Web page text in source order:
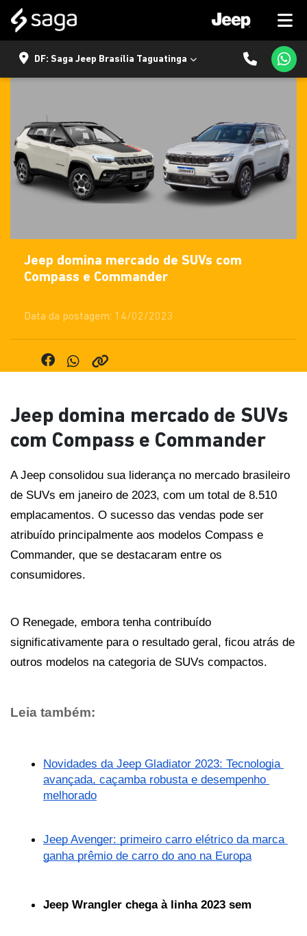
DF: Saga Jeep Brasília Taguatinga
Jeep domina mercado de SUVs com
Compass e Commander
Data da postagem: 14/02/2023
Jeep domina mercado de SUVs
com Compass e Commander
A Jeep consolidou sua liderança no mercado brasileiro
de SUVs em janeiro de 2023, com um total de 8.510
emplacamentos. O sucesso das vendas pode ser
atribuído principalmente aos modelos Compass e
Commander, que se destacaram entre os
consumidores.
O Renegade, embora tenha contribuído
significativamente para o resultado geral, ficou atrás de
outros modelos na categoria de SUVs compactos.
Leia também:
Novidades da Jeep Gladiator 2023: Tecnologia
avançada, caçamba robusta e desempenho
melhorado
Jeep Avenger: primeiro carro elétrico da marca
ganha prêmio de carro do ano na Europa
Jeep Wrangler chega à linha 2023 sem